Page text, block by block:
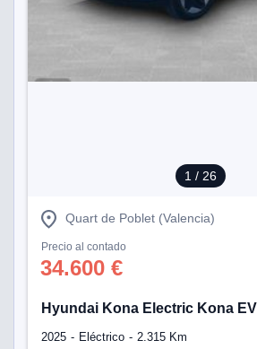
1 / 26
Quart de Poblet (Valencia)
Precio al contado
34.600 €
Hyundai Kona Electric Kona
2025 Eléctrico 2.315 Km